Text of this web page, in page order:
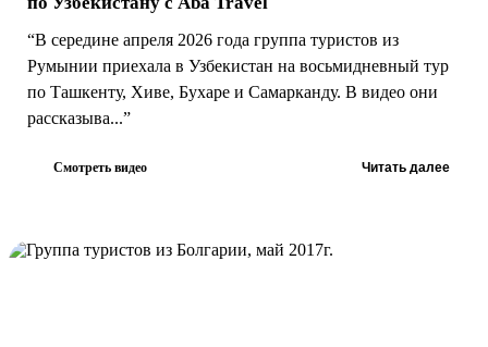
“В середине апреля 2026 года группа туристов из
Румынии приехала в Узбекистан на восьмидневный тур
по Ташкенту, Хиве, Бухаре и Самарканду. В видео они
рассказыва...”
Смотреть видео Читать далее